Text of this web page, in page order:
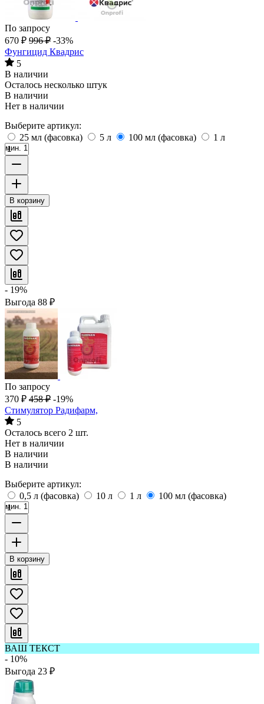
По запросу
670 ₽ 996 ₽ -33%
Фунгицид Квадрис
5
В наличии
Осталось несколько штук
В наличии
Нет в наличии
Выберите артикул:
25 мл (фасовка)
5 л 100 мл (фасовка) 1 л
мин. 1
В корзину
- 19%
Выгода 88 ₽
По запросу
370 ₽ 458 ₽ -19%
Стимулятор Радифарм,
5
Осталось всего 2 шт.
Нет в наличии
В наличии
В наличии
Выберите артикул:
0,5 л (фасовка)
10 л 1 л 100 мл (фасовка)
мин. 1
В корзину
ВАШ ТЕКСТ
- 10%
Выгода 23 ₽